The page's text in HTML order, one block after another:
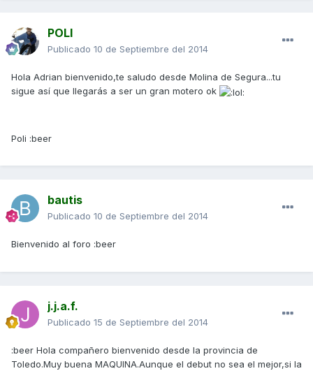
POLI
Publicado 10 de Septiembre del 2014
Hola Adrian bienvenido,te saludo desde Molina de Segura...tu
sigue así que llegarás a ser un gran motero ok
Poli :beer
bautis
Publicado 10 de Septiembre del 2014
Bienvenido al foro :beer
j.j.a.f.
Publicado 15 de Septiembre del 2014
:beer Hola compañero bienvenido desde la provincia de
Toledo.Muy buena MAQUINA.Aunque el debut no sea el mejor,si la